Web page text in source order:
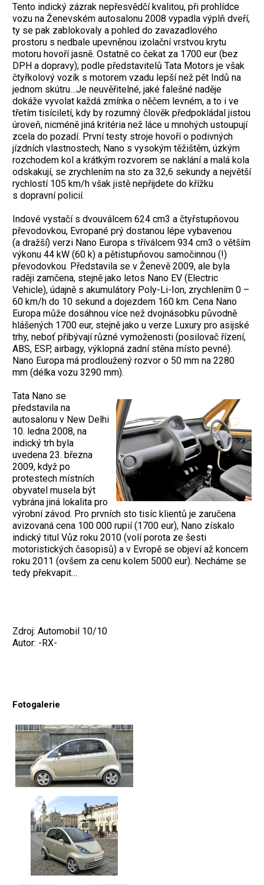
Tento indický zázrak nepřesvědčí kvalitou, při prohlídce
vozu na Ženevském autosalonu 2008 vypadla výplň dveří,
ty se pak zablokovaly a pohled do zavazadlového
prostoru s nedbale upevněnou izolační vrstvou krytu
motoru hovoří jasně. Ostatně co čekat za 1700 eur (bez
DPH a dopravy); podle představitelů Tata Motors je však
čtyřkolový vozík s motorem vzadu lepší než pět Indů na
jednom skútru…Je neuvěřitelné, jaké falešné naděje
dokáže vyvolat každá zmínka o něčem levném, a to i ve
třetím tisíciletí, kdy by rozumný člověk předpokládal jistou
úroveň, nicméně jiná kritéria než láce u mnohých ustoupují
zcela do pozadí. První testy stroje hovoří o podivných
jízdních vlastnostech; Nano s vysokým těžištěm, úzkým
rozchodem kol a krátkým rozvorem se naklání a malá kola
odskakují, se zrychlením na sto za 32,6 sekundy a největší
rychlostí 105 km/h však jistě nepřijdete do křížku
s dopravní policií.
Indové vystačí s dvouválcem 624 cm3 a čtyřstupňovou
převodovkou, Evropané prý dostanou lépe vybavenou
(a dražší) verzi Nano Europa s tříválcem 934 cm3 o větším
výkonu 44 kW (60 k) a pětistupňovou samočinnou (!)
převodovkou. Představila se v Ženevě 2009, ale byla
raději zamčena, stejně jako letos Nano EV (Electric
Vehicle), údajně s akumulátory Poly-Li-Ion, zrychlením 0 –
60 km/h do 10 sekund a dojezdem 160 km. Cena Nano
Europa může dosáhnou více než dvojnásobku původně
hlášených 1700 eur, stejně jako u verze Luxury pro asijské
trhy, neboť přibývají různé vymoženosti (posilovač řízení,
ABS, ESP, airbagy, výklopná zadní stěna místo pevné).
Nano Europa má prodloužený rozvor o 50 mm na 2280
mm (délka vozu 3290 mm).
Tata Nano se
představila na
autosalonu v New Delhi
10. ledna 2008, na
indický trh byla
uvedena 23. března
2009, když po
protestech místních
obyvatel musela být
vybrána jiná lokalita pro
výrobní závod. Pro prvních sto tisíc klientů je zaručena
avizovaná cena 100 000 rupií (1700 eur), Nano získalo
indický titul Vůz roku 2010 (volí porota ze šesti
motoristických časopisů) a v Evropě se objeví až koncem
roku 2011 (ovšem za cenu kolem 5000 eur). Necháme se
tedy překvapit…
Zdroj: Automobil 10/10
Autor: -RX-
Fotogalerie